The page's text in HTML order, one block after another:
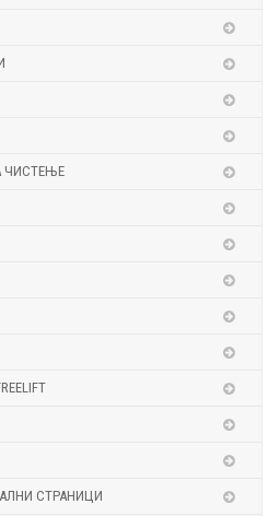
ЧИСТЕЊЕ
СТРАНИЦИ